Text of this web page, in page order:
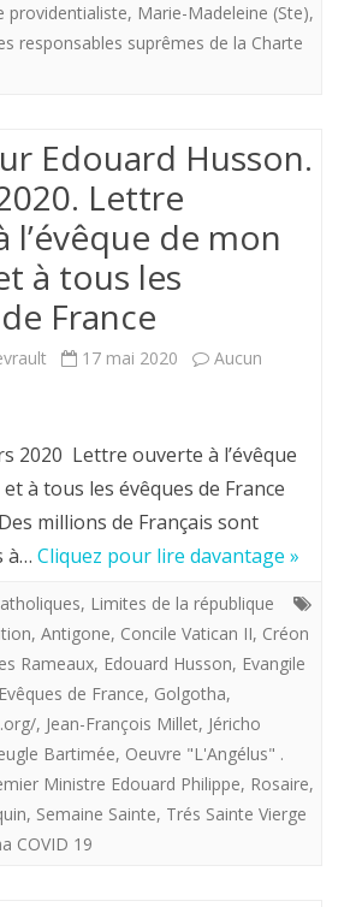
de
providentialiste, Marie-Madeleine (Ste),
responsables suprêmes de la Charte
Edouard Husson.
Lettre
l’évêque de mon
à tous les
France
17 mai 2020
Aucun
2020 Lettre ouverte à l’évêque
à tous les évêques de France
millions de Français sont
à… Cliquez pour lire davantage »
, Limites de la république
, Antigone, Concile Vatican II, Créon
Rameaux, Edouard Husson, Evangile
Evêques de France, Golgotha,
, Jean-François Millet, Jéricho
Bartimée, Oeuvre "L'Angélus" .
Ministre Edouard Philippe, Rosaire,
, Semaine Sainte, Trés Sainte Vierge
COVID 19